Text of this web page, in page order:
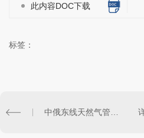
此内容DOC下载
标签：